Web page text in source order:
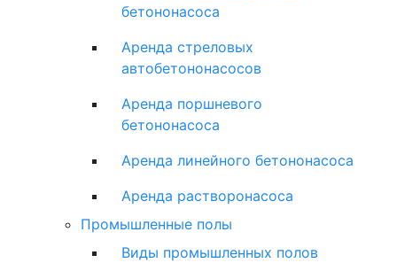
бетононасоса
Аренда стреловых
автобетононасосов
Аренда поршневого
бетононасоса
Аренда линейного бетононасоса
Аренда растворонасоса
Промышленные полы
Виды промышленных полов